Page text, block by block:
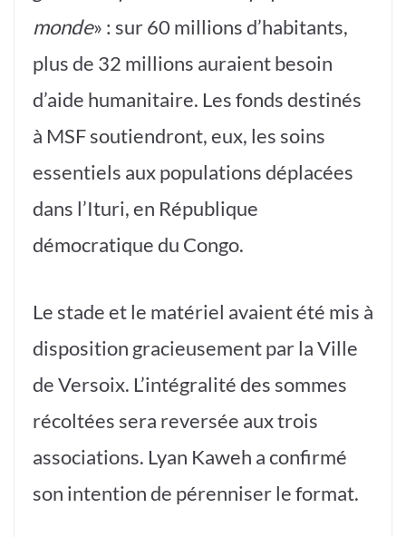
monde» : sur 60 millions d’habitants,
plus de 32 millions auraient besoin
d’aide humanitaire. Les fonds destinés
à MSF soutiendront, eux, les soins
essentiels aux populations déplacées
dans l’Ituri, en République
démocratique du Congo.
Le stade et le matériel avaient été mis à
disposition gracieusement par la Ville
de Versoix. L’intégralité des sommes
récoltées sera reversée aux trois
associations. Lyan Kaweh a confirmé
son intention de pérenniser le format.